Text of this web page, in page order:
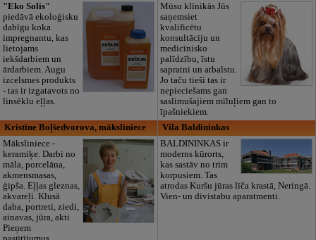
"Eko Solis"
piedāvā ekoloģisku
dabīgu koka
impregnantu, kas
lietojams
iekšdarbiem un
ārdarbiem. Augu
izcelsmes produkts
- tas ir izgatavots no
linsēklu eļļas.
Mūsu klīnikās Jūs
saņemsiet
kvalificētu
konsultāciju un
medicīnisko
palīdzību, īstu
sapratni un atbalstu.
Jo taču tieši tas ir
nepieciešams gan
saslimušajiem mīluļiem gan to
īpašniekiem.
Kristīne Boļšedvorova, māksliniece
Māksliniece -
keramiķe. Darbi no
māla, porcelāna,
akmensmasas,
ģipša. Eļļas gleznas,
akvareļi. Klusā
daba, portreti, ziedi,
ainavas, jūra, akti
Pieņem
Vila Baldininkas
BALDININKAS ir
moderns kūrorts,
kas sastāv no trim
korpusiem. Tas
atrodas Kuršu jūras līča krastā, Neringā.
Vien- un divistabu aparatmenti.